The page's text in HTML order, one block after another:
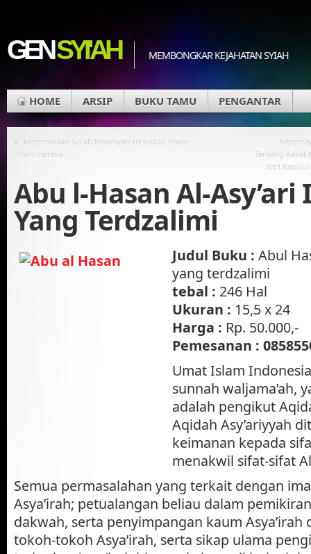
GENSYI'AH MEMBONGKAR KEJAHATAN SYIAH
HOME ARSIP BUKU TAMU PENGANTAR
« kepercayaan Syi’ah Imamiyah terhadap Imam-
imam mereka
Tentang
istri
Abu l-Hasan Al-Asy’ari
Yang Terdzalimi
Judul Buku : Abul
yang terdzalimi
tebal : 246 Hal
Ukuran : 15,5 x 24
Harga : Rp. 50.000,-
Pemesanan :
Umat Islam
sunnah waljama’ah,
adalah pengikut
Aqidah Asy’ariyyah
keimanan kepada
menakwil sifat-sifat
Semua permasalahan yang terkait dengan
Asya’irah; petualangan beliau dalam
dakwah, serta penyimpangan kaum
tokoh-tokoh Asya’irah, serta sikap ulama